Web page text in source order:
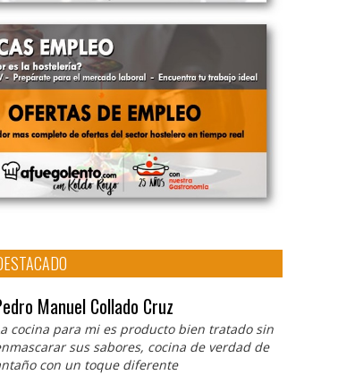
Manuel Collado Cruz
cocina para mi es producto bien tratado sin
sus sabores, cocina de verdad de
con un toque diferente